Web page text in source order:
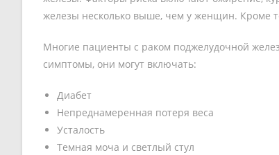
железы несколько выше, чем у женщин. Кроме
Многие пациенты с раком поджелудочной
симптомы, они могут включать:
Диабет
Непреднамеренная потеря веса
Усталость
Темная моча и светлый стул